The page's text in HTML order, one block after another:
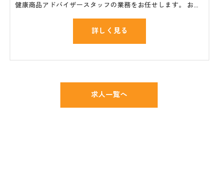
健康商品アドバイザースタッフの業務をお任せします。 お仕事の一般的な流れ ・セミナーやイベント会場への商品や機材の搬入、設置 ・講師や主催者のサポート ・個人のお客様の質問や相談に対応
詳しく見る
求人一覧へ